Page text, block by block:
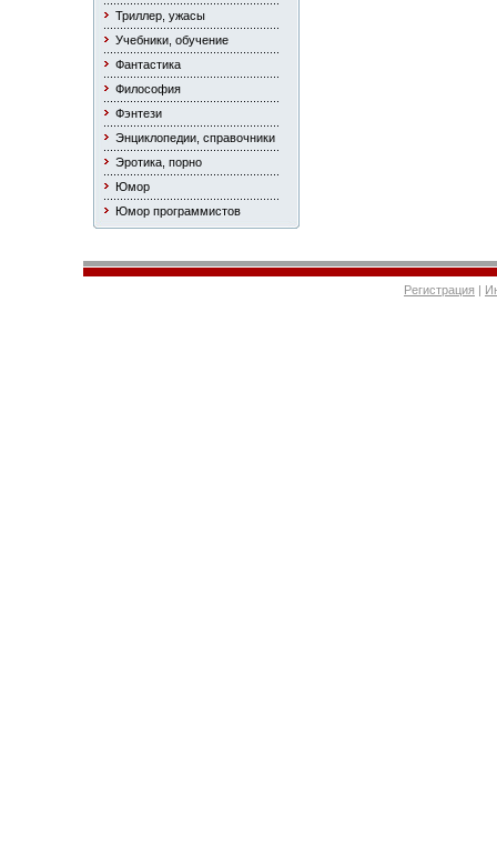
Триллер, ужасы
Учебники, обучение
Фантастика
Философия
Фэнтези
Энциклопедии, справочники
Эротика, порно
Юмор
Юмор программистов
Регистрация |